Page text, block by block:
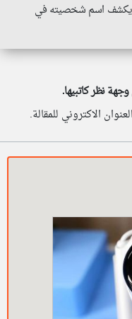
يكشف اسم شخصيته في
نظر كاتبيها.
الاكتروني للمقالة.